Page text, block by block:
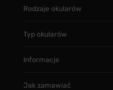
Rodzaje okularów
Typ okularów
Informacje
Jak zamawiać